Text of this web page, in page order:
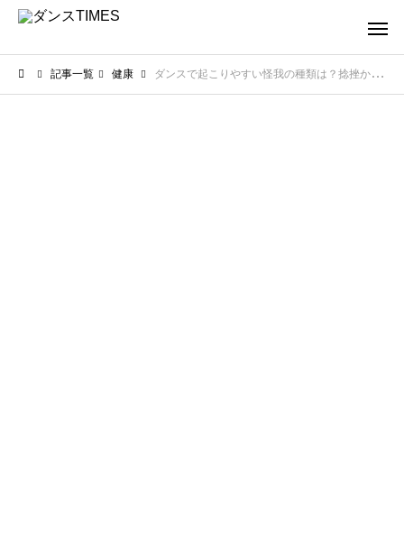
記事一覧 健康 ダンスで起こりやすい怪我の種類は？捻挫から疲労骨折まで代表例を解説